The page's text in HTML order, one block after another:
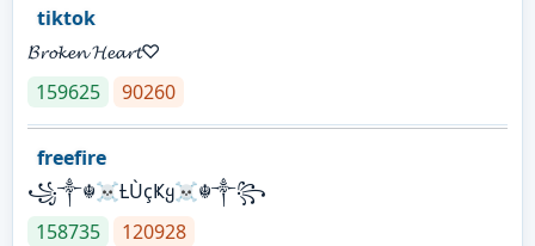
tiktok
𝓑𝓻𝓸𝓴𝓮𝓷 𝓗𝓮𝓪𝓻𝓽♡
159625
90260
freefire
꧁༒☬☠Ƚ︎ÙçҜყ☠︎☬༒꧂
158735
120928